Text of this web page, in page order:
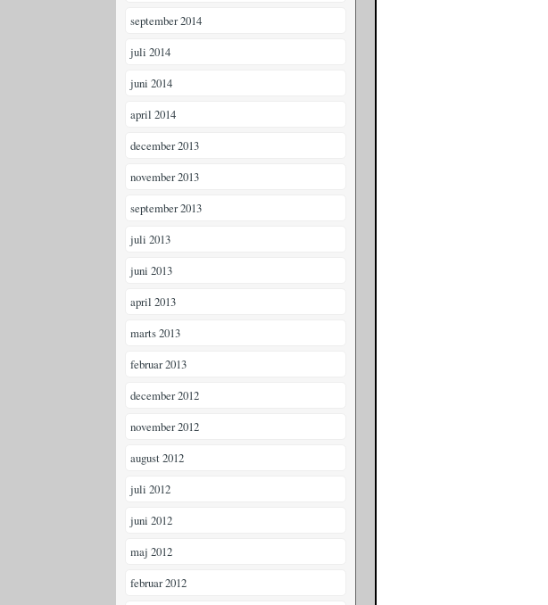
september 2014
juli 2014
juni 2014
april 2014
december 2013
november 2013
september 2013
juli 2013
juni 2013
april 2013
marts 2013
februar 2013
december 2012
november 2012
august 2012
juli 2012
juni 2012
maj 2012
februar 2012